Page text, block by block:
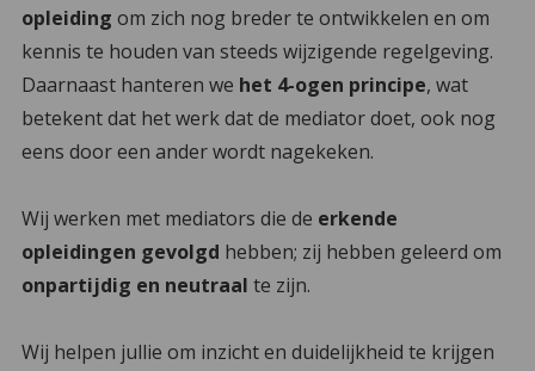
opleiding om zich nog breder te ontwikkelen en om
kennis te houden van steeds wijzigende regelgeving.
Daarnaast hanteren we het 4-ogen principe, wat
betekent dat het werk dat de mediator doet, ook nog
eens door een ander wordt nagekeken.
Wij werken met mediators die de erkende
opleidingen gevolgd hebben; zij hebben geleerd om
onpartijdig en neutraal te zijn.
Wij helpen jullie om inzicht en duidelijkheid te krijgen